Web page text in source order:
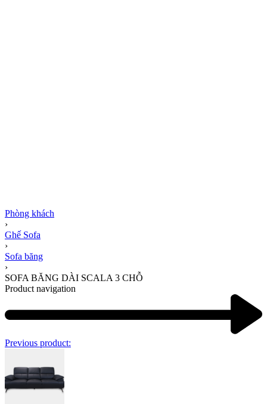
Phòng khách
›
Ghế Sofa
›
Sofa băng
›
SOFA BĂNG DÀI SCALA 3 CHỖ
Product navigation
Previous product: